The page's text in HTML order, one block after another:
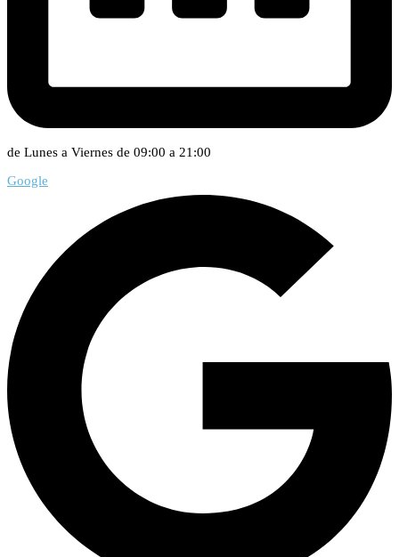
de Lunes a Viernes de 09:00 a 21:00
Google